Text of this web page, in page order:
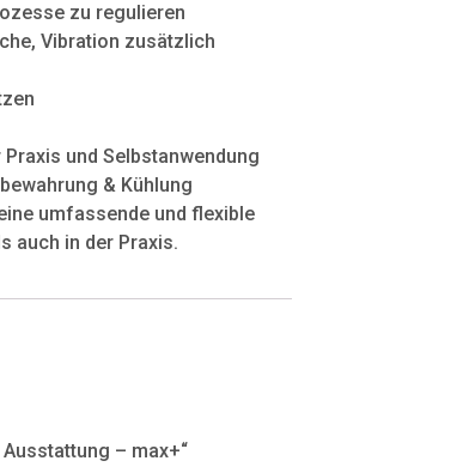
zu regulieren
Vibration zusätzlich
und Selbstanwendung
& Kühlung
umfassende und flexible
auch in der Praxis.
– max+“